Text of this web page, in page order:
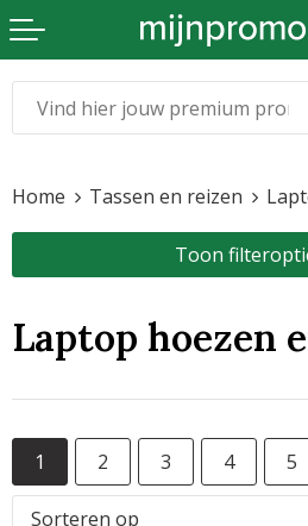
Kleding & caps
Sportkleding
Werkkleding
Beurs en evenementen
Bloemen en planten
Sinterklaas
Voetbal, EK en WK
Home Tassen en reizen
Toon
Laptop hoezen
1 2 3 4 5